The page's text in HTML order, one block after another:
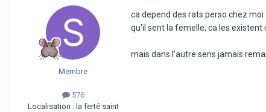
Membre
576
Localisation : la ferté saint
ca depend des rats perso chez
qu'il sent la femelle, ca les existent
mais dans l'autre sens jamais